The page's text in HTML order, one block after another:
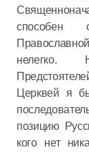
способен
нелегко.
Церквей я
позицию
кого нет